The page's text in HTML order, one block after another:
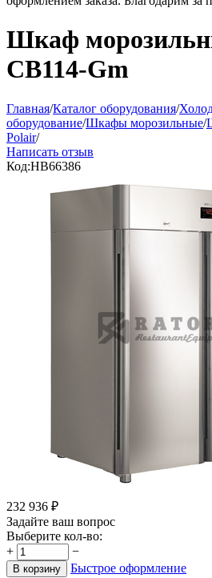
Шкаф
CB114-Gm
Главная/Каталог оборудования/
оборудование/Шкафы морозильные/
Polair/
Написать отзыв
Код:HB66386
232 936 ₽
Задайте ваш вопрос
Выберите кол-во:
+
−
В корзину
Быстрое оформление